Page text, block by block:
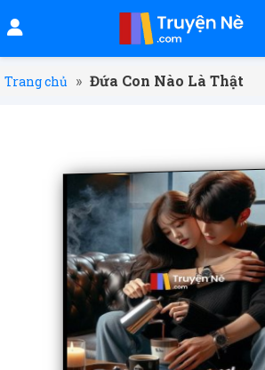
Trang chủ » Đứa Con Nào Là Thật